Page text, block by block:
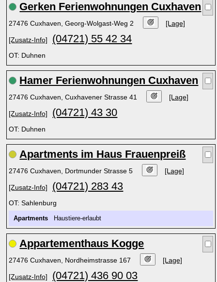
Gerken Ferienwohnungen Cuxhaven
27476 Cuxhaven, Georg-Wolgast-Weg 2 [Lage]
[Zusatz-Info] (04721) 55 42 34
OT: Duhnen
Hamer Ferienwohnungen Cuxhaven
27476 Cuxhaven, Cuxhavener Strasse 41 [Lage]
[Zusatz-Info] (04721) 43 30
OT: Duhnen
Apartments im Haus Frauenpreiß
27476 Cuxhaven, Dortmunder Strasse 5 [Lage]
[Zusatz-Info] (04721) 283 43
OT: Sahlenburg
Apartments Haustiere-erlaubt
Appartementhaus Kogge
27476 Cuxhaven, Nordheimstrasse 167 [Lage]
[Zusatz-Info] (04721) 436 90 03